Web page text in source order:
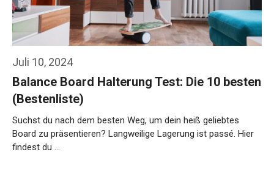
Juli 10, 2024
Balance Board Halterung Test: Die 10 besten
(Bestenliste)
Suchst du nach dem besten Weg, um dein heiß geliebtes
Board zu präsentieren? Langweilige Lagerung ist passé. Hier
findest du …